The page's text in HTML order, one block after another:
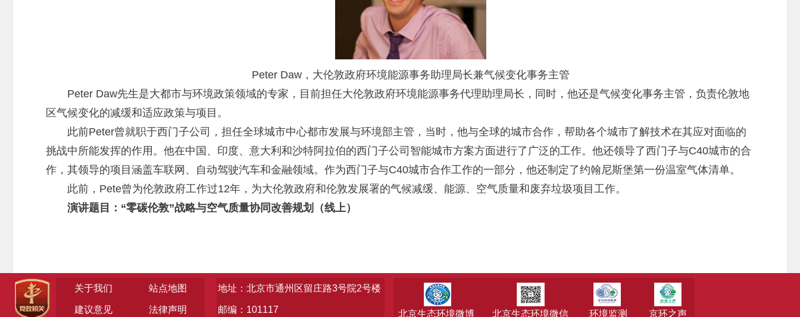
Peter Daw，大伦敦政府环境能源事务助理局长兼气候变化事务主管
Peter Daw先生是大都市与环境政策领域的专家，目前担任大伦敦政府环境能源事务代理助理局长，同时，他还是气候变化事务主管，负责伦敦地
区气候变化的减缓和适应政策与项目。
此前Peter曾就职于西门子公司，担任全球城市中心都市发展与环境部主管，当时，他与全球的城市合作，帮助各个城市了解技术在其应对面临的
挑战中所能发挥的作用。他在中国、印度、意大利和沙特阿拉伯的西门子公司智能城市方案方面进行了广泛的工作。他还领导了西门子与C40城市的合
作，其领导的项目涵盖车联网、自动驾驶汽车和金融领域。作为西门子与C40城市合作工作的一部分，他还制定了约翰尼斯堡第一份温室气体清单。
此前，Pete曾为伦敦政府工作过12年，为大伦敦政府和伦敦发展署的气候减缓、能源、空气质量和废弃垃圾项目工作。
演讲题目：“零碳伦敦”战略与空气质量协同改善规划（线上）
关于我们 站点地图
建议意见 法律声明
地址：北京市通州区留庄路3号院2号楼
邮编：101117 北京生态环境微博 北京生态环境微信 环境监测 京环之声